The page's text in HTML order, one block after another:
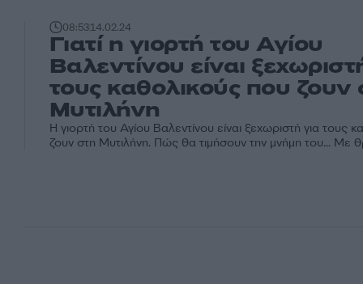
08:5314.02.24
Γιατί η γιορτή του Αγίου
Βαλεντίνου είναι
τους καθολικούς που ζουν
Μυτιλήνη
Η γιορτή του Αγίου Βαλεντίνου είναι ξεχωριστή για τους
ζουν στη Μυτιλήνη. Πώς θα τιμήσουν την μνήμη του... Με